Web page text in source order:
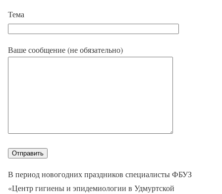
Тема
Ваше сообщение (не обязательно)
В период новогодних праздников специалисты ФБУЗ
«Центр гигиены и эпидемиологии в Удмуртской